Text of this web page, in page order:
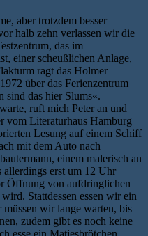
aber trotzdem besser
halb zehn verlassen wir die
das im
einer scheußlichen Anlage,
ragt das Holmer
über das Ferienzentrum
sind das hier Slums«.
ruft mich Peter an und
vom Literaturhaus Hamburg
Lesung auf einem Schiff
mit dem Auto nach
einem malerisch an
allerdings erst um 12 Uhr
Öffnung von aufdringlichen
Stattdessen essen wir ein
wir lange warten, bis
zudem gibt es noch keine
esse ein Matjesbrötchen,